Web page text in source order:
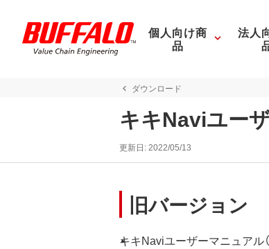
個人向け商
品
法人
ダウンロード
キキNaviユー
更新日:2022/05/13
旧バージョン
キキNaviユーザーマニュアル